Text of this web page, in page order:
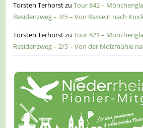
Torsten TerhorstzuTour 842 –
Residenzweg – 3/5 – Von Rasseln nach
Torsten TerhorstzuTour 821 –
Residenzweg – 2/5 – Von der Molzmühle